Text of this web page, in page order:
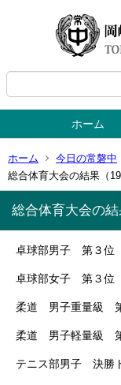
ホーム
ホーム 今日の常磐中
総合体育大会の結果（19
総合体育大会の結
卓球部男子 第３位
卓球部女子 第３位
柔道 男子重量級
柔道 男子軽量級
テニス部男子 決勝